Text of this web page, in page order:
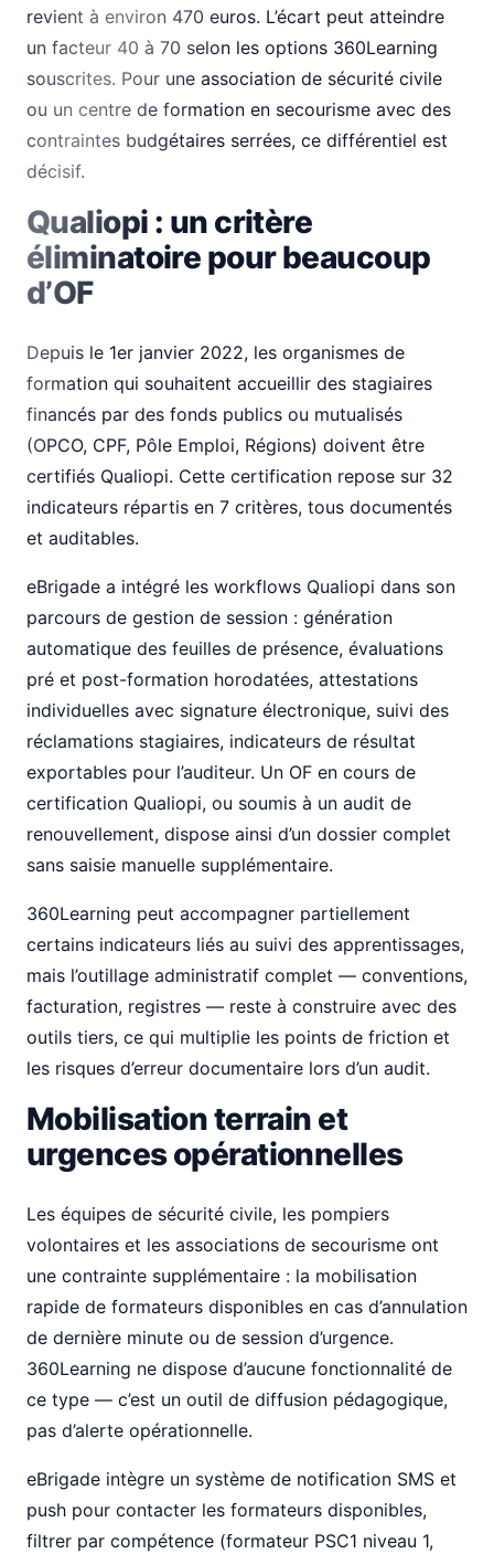
revient à environ 470 euros. L’écart peut atteindre
un facteur 40 à 70 selon les options 360Learning
souscrites. Pour une association de sécurité civile
ou un centre de formation en secourisme avec des
contraintes budgétaires serrées, ce différentiel est
décisif.
Qualiopi : un critère
éliminatoire pour beaucoup
d’OF
Depuis le 1er janvier 2022, les organismes de
formation qui souhaitent accueillir des stagiaires
financés par des fonds publics ou mutualisés
(OPCO, CPF, Pôle Emploi, Régions) doivent être
certifiés Qualiopi. Cette certification repose sur 32
indicateurs répartis en 7 critères, tous documentés
et auditables.
eBrigade a intégré les workflows Qualiopi dans son
parcours de gestion de session : génération
automatique des feuilles de présence, évaluations
pré et post-formation horodatées, attestations
individuelles avec signature électronique, suivi des
réclamations stagiaires, indicateurs de résultat
exportables pour l’auditeur. Un OF en cours de
certification Qualiopi, ou soumis à un audit de
renouvellement, dispose ainsi d’un dossier complet
sans saisie manuelle supplémentaire.
360Learning peut accompagner partiellement
certains indicateurs liés au suivi des apprentissages,
mais l’outillage administratif complet — conventions,
facturation, registres — reste à construire avec des
outils tiers, ce qui multiplie les points de friction et
les risques d’erreur documentaire lors d’un audit.
Mobilisation terrain et
urgences opérationnelles
Les équipes de sécurité civile, les pompiers
volontaires et les associations de secourisme ont
une contrainte supplémentaire : la mobilisation
rapide de formateurs disponibles en cas d’annulation
de dernière minute ou de session d’urgence.
360Learning ne dispose d’aucune fonctionnalité de
ce type — c’est un outil de diffusion pédagogique,
pas d’alerte opérationnelle.
eBrigade intègre un système de notification SMS et
push pour contacter les formateurs disponibles,
filtrer par compétence (formateur PSC1 niveau 1,